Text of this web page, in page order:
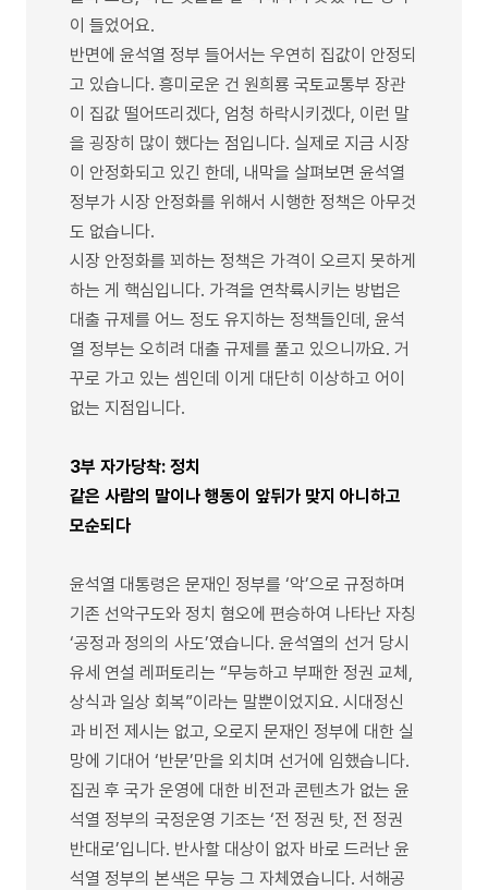
이 들었어요.
반면에 윤석열 정부 들어서는 우연히 집값이 안정되
고 있습니다. 흥미로운 건 원희룡 국토교통부 장관
이 집값 떨어뜨리겠다, 엄청 하락시키겠다, 이런 말
을 굉장히 많이 했다는 점입니다. 실제로 지금 시장
이 안정화되고 있긴 한데, 내막을 살펴보면 윤석열
정부가 시장 안정화를 위해서 시행한 정책은 아무것
도 없습니다.
시장 안정화를 꾀하는 정책은 가격이 오르지 못하게
하는 게 핵심입니다. 가격을 연착륙시키는 방법은
대출 규제를 어느 정도 유지하는 정책들인데, 윤석
열 정부는 오히려 대출 규제를 풀고 있으니까요. 거
꾸로 가고 있는 셈인데 이게 대단히 이상하고 어이
없는 지점입니다.
3부 자가당착: 정치
같은 사람의 말이나 행동이 앞뒤가 맞지 아니하고
모순되다
윤석열 대통령은 문재인 정부를 ‘악’으로 규정하며
기존 선악구도와 정치 혐오에 편승하여 나타난 자칭
‘공정과 정의의 사도’였습니다. 윤석열의 선거 당시
유세 연설 레퍼토리는 “무능하고 부패한 정권 교체,
상식과 일상 회복”이라는 말뿐이었지요. 시대정신
과 비전 제시는 없고, 오로지 문재인 정부에 대한 실
망에 기대어 ‘반문’만을 외치며 선거에 임했습니다.
집권 후 국가 운영에 대한 비전과 콘텐츠가 없는 윤
석열 정부의 국정운영 기조는 ‘전 정권 탓, 전 정권
반대로’입니다. 반사할 대상이 없자 바로 드러난 윤
석열 정부의 본색은 무능 그 자체였습니다. 서해공